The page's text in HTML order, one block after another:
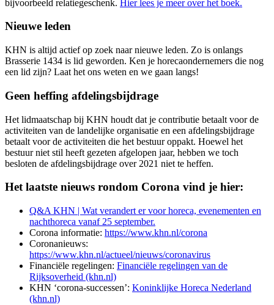
bijvoorbeeld relatiegeschenk. Hier lees je meer over het boek.
Nieuwe leden
KHN is altijd actief op zoek naar nieuwe leden. Zo is onlangs
Brasserie 1434 is lid geworden. Ken je horecaondernemers die nog
een lid zijn? Laat het ons weten en we gaan langs!
Geen heffing afdelingsbijdrage
Het lidmaatschap bij KHN houdt dat je contributie betaalt voor de
activiteiten van de landelijke organisatie en een afdelingsbijdrage
betaalt voor de activiteiten die het bestuur oppakt. Hoewel het
bestuur niet stil heeft gezeten afgelopen jaar, hebben we toch
besloten de afdelingsbijdrage over 2021 niet te heffen.
Het laatste nieuws rondom Corona vind je hier:
Q&A KHN | Wat verandert er voor horeca, evenementen en
nachthoreca vanaf 25 september.
Corona informatie: https://www.khn.nl/corona
Coronanieuws:
https://www.khn.nl/actueel/nieuws/coronavirus
Financiële regelingen: Financiële regelingen van de
Rijksoverheid (khn.nl)
KHN ‘corona-successen’: Koninklijke Horeca Nederland
(khn.nl)